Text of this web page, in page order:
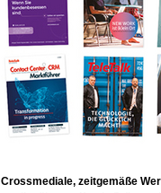
Crossmediale, zeitgemäße